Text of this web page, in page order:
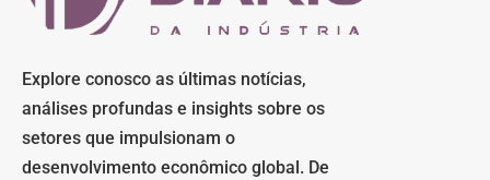
Explore conosco as últimas notícias,
análises profundas e insights sobre os
setores que impulsionam o
desenvolvimento econômico global. De